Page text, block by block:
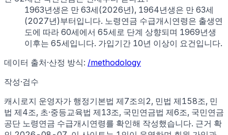
1963년생은 만 63세(2026년), 1964년생은 만 63세
(2027년)부터입니다. 노령연금 수급개시연령은 출생연
도에 따라 60세에서 65세로 단계 상향되며 1969년생
이후는 65세입니다. 가입기간 10년 이상이 요건입니다.
데이터 출처·산정 방식: /methodology
작성·검수
캐시로지 운영자가 행정기본법 제7조의2, 민법 제158조, 민
법 제4조, 초·중등교육법 제13조, 국민연금법 제6조, 국민연금
공단 노령연금 수급개시연령를 확인해 작성했습니다. 근거 확